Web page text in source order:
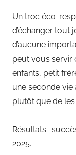
Un troc éco-
d’échanger tout
d’aucune
peut vous servir
enfants, petit
une seconde
plutôt que de
Résultats :
2025.